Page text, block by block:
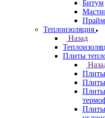
Битум
Теплоизоляция
Назад
Плиты
Плиты
Плиты
Плиты
Плиты